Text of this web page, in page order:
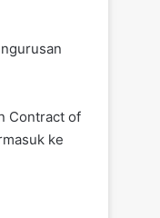
Contract of
ke